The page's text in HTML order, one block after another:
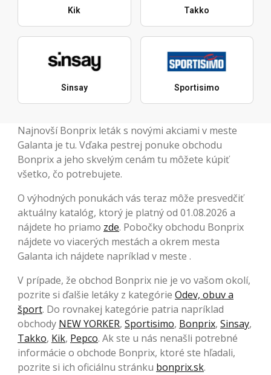
Kik Takko
Sinsay Sportisimo
Najnovší Bonprix leták s novými akciami v meste
Galanta je tu. Vďaka pestrej ponuke obchodu
Bonprix a jeho skvelým cenám tu môžete kúpiť
všetko, čo potrebujete.
O výhodných ponukách vás teraz môže presvedčiť
aktuálny katalóg, ktorý je platný od 01.08.2026 a
nájdete ho priamo zde. Pobočky obchodu Bonprix
nájdete vo viacerých mestách a okrem mesta
Galanta ich nájdete napríklad v meste .
V prípade, že obchod Bonprix nie je vo vašom okolí,
pozrite si ďalšie letáky z kategórie Odev, obuv a
šport. Do rovnakej kategórie patria napríklad
obchody NEW YORKER, Sportisimo, Bonprix, Sinsay,
Takko, Kik, Pepco. Ak ste u nás nenašli potrebné
informácie o obchode Bonprix, ktoré ste hľadali,
pozrite si ich oficiálnu stránku bonprix.sk.